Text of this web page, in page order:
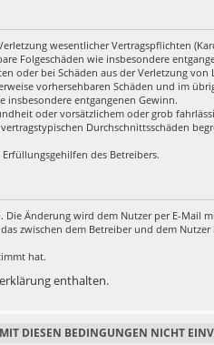
wesentlicher Vertragspflichten
Folgeschäden wie insbesondere
oder bei Schäden aus der Verletzung
vorhersehbaren Schäden und im
insbesondere entgangenen Gewinn.
oder vorsätzlichem oder grob
Durchschnittsschäden
des Betreibers.
Änderung wird dem Nutzer per E-Mail
zwischen dem Betreiber und dem
hat.
enthalten.